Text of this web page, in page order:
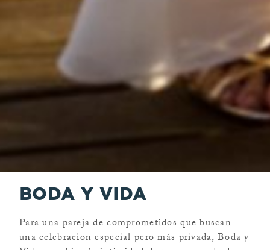
BODA Y VIDA
Para una pareja de comprometidos que buscan
una celebracion especial pero más privada, Boda y